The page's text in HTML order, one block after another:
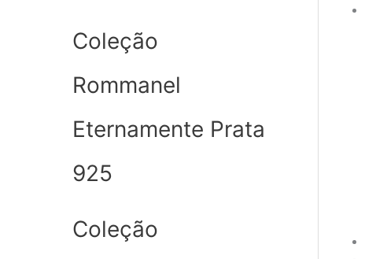
Coleção
Rommanel
Eternamente Prata
925
Coleção